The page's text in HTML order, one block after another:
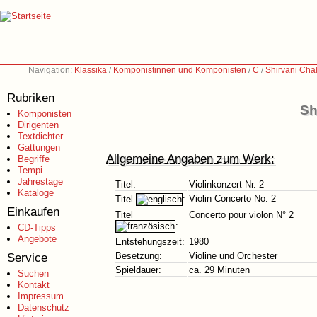
Navigation: Klassika / Komponistinnen und Komponisten /C /Shirvani
Rubriken
Komponisten
Dirigenten
Textdichter
Gattungen
Begriffe
Tempi
Jahrestage
Kataloge
Einkaufen
CD-Tipps
Angebote
Service
Suchen
Kontakt
Impressum
Datenschutz
Allgemeine Angaben zum Werk:
Titel:
Violinkonzert Nr. 2
Titel
: Violin Concerto No. 2
Titel
:
Concerto pour violon N° 2
Entstehungszeit: 1980
Besetzung:
Violine und Orchester
Spieldauer:
ca. 29 Minuten